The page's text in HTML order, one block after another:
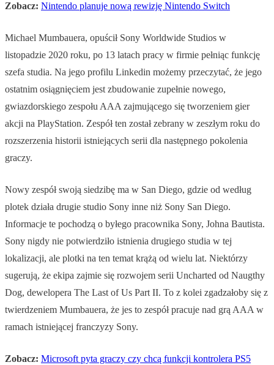
Zobacz: Nintendo planuje nową rewizję Nintendo Switch
Michael Mumbauera, opuścił Sony Worldwide Studios w
listopadzie 2020 roku, po 13 latach pracy w firmie pełniąc funkcję
szefa studia. Na jego profilu Linkedin możemy przeczytać, że jego
ostatnim osiągnięciem jest zbudowanie zupełnie nowego,
gwiazdorskiego zespołu AAA zajmującego się tworzeniem gier
akcji na PlayStation. Zespół ten został zebrany w zeszłym roku do
rozszerzenia historii istniejących serii dla następnego pokolenia
graczy.
Nowy zespół swoją siedzibę ma w San Diego, gdzie od według
plotek działa drugie studio Sony inne niż Sony San Diego.
Informacje te pochodzą o byłego pracownika Sony, Johna Bautista.
Sony nigdy nie potwierdziło istnienia drugiego studia w tej
lokalizacji, ale plotki na ten temat krążą od wielu lat. Niektórzy
sugerują, że ekipa zajmie się rozwojem serii Uncharted od Naugthy
Dog, dewelopera The Last of Us Part II. To z kolei zgadzałoby się z
twierdzeniem Mumbauera, że jes to zespół pracuje nad grą AAA w
ramach istniejącej franczyzy Sony.
Zobacz: Microsoft pyta graczy czy chcą funkcji kontrolera PS5